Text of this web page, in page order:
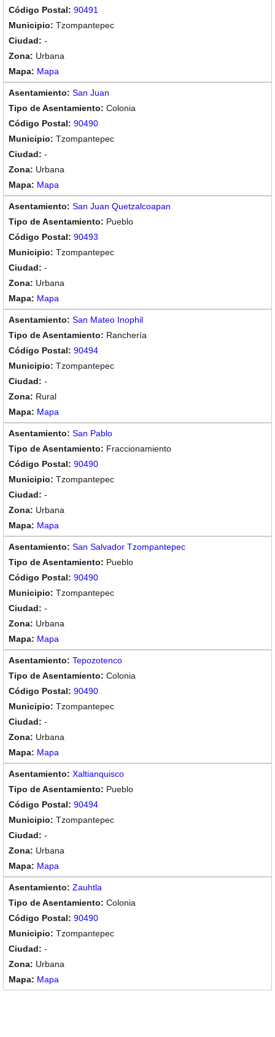
90491
Tzompantepec
-
Urbana
Mapa
San Juan
Colonia
90490
Tzompantepec
-
Urbana
Mapa
San Juan Quetzalcoapan
Pueblo
90493
Tzompantepec
-
Urbana
Mapa
San Mateo Inophil
Ranchería
90494
Tzompantepec
-
Rural
Mapa
San Pablo
Fraccionamiento
90490
Tzompantepec
-
Urbana
Mapa
San Salvador Tzompantepec
Pueblo
90490
Tzompantepec
-
Urbana
Mapa
Tepozotenco
Colonia
90490
Tzompantepec
-
Urbana
Mapa
Xaltianquisco
Pueblo
90494
Tzompantepec
-
Urbana
Mapa
Zauhtla
Colonia
90490
Tzompantepec
-
Urbana
Mapa